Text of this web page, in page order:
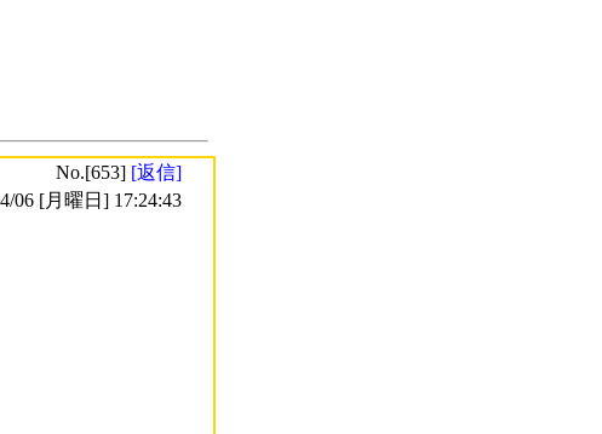
No.[653] [返信]
06 [月曜日] 17:24:43